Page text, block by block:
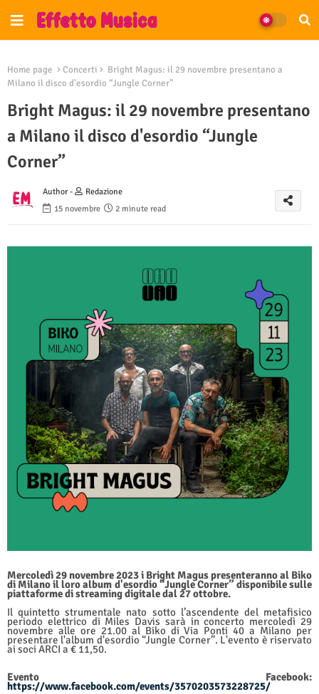
Home page Concerti
Bright Magus: il 29 novembre presentano a
Milano il disco d'esordio “Jungle Corner”
Bright Magus: il 29 novembre presentano
a Milano il disco d'esordio “Jungle
Corner”
Author -
Redazione
15 novembre
2 minute read
Mercoledì 29 novembre 2023 i Bright Magus presenteranno al Biko
di Milano il loro album d'esordio “Jungle Corner” disponibile sulle
piattaforme di streaming digitale dal 27 ottobre.
Il quintetto strumentale nato sotto l’ascendente del metafisico
periodo elettrico di Miles Davis sarà in concerto mercoledì 29
novembre alle ore 21.00 al Biko di Via Ponti 40 a Milano per
presentare l'album d'esordio “Jungle Corner”. L'evento è riservato
ai soci ARCI a € 11,50.
Evento Facebook:
https://www.facebook.com/events/3570203573228725/